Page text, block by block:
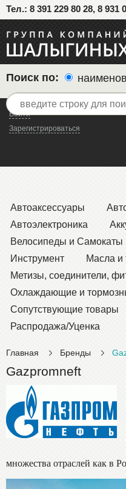
Тел.: 8 391 229 80 28, 8 931
Войти
Зарегистрироваться
Поиск по:
Автоаксессуары
Автоэлектроника
Велосипеды и Самокаты
Инструмент
Масла и
Метизы, соединители,
Охлаждающие и
Сопутствующие товары
Распродажа/Уценка
Главная Бренды
Gazpromneft
множества отраслей как в